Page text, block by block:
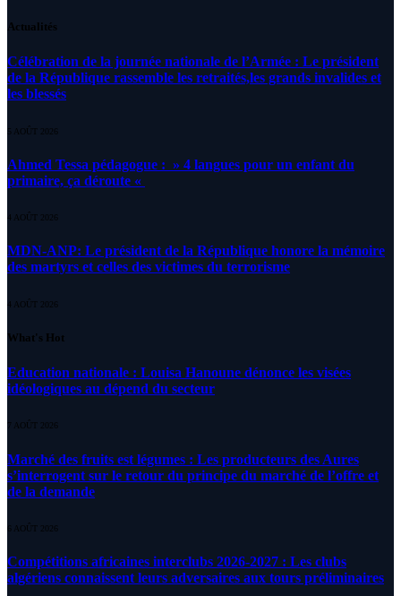
Actualités
Célébration de la journée nationale de l’Armée : Le président
de la République rassemble les retraités,les grands invalides et
les blessés
5 AOÛT 2026
Ahmed Tessa pédagogue : » 4 langues pour un enfant du
primaire, ça déroute «
4 AOÛT 2026
MDN-ANP: Le président de la République honore la mémoire
des martyrs et celles des victimes du terrorisme
4 AOÛT 2026
What's Hot
Education nationale : Louisa Hanoune dénonce les visées
idéologiques au dépend du secteur
7 AOÛT 2026
Marché des fruits est légumes : Les producteurs des Aures
s’interrogent sur le retour du principe du marché de l’offre et
de la demande
6 AOÛT 2026
Compétitions africaines interclubs 2026-2027 : Les clubs
algériens connaissent leurs adversaires aux tours préliminaires